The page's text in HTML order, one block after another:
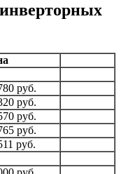
руб.
руб.
руб.
руб.
руб.